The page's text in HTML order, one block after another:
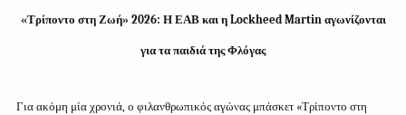
«Τρίποντο στη Ζωή» 2026: Η ΕΑΒ και η Lockheed Martin αγωνίζονται
για τα παιδιά της Φλόγας
Για ακόμη μία χρονιά, ο φιλανθρωπικός αγώνας μπάσκετ «Τρίποντο στη